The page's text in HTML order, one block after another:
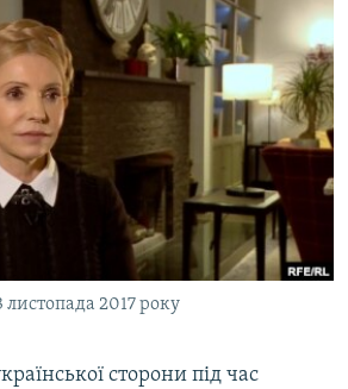
КРИМУ
2017 року
сторони під час